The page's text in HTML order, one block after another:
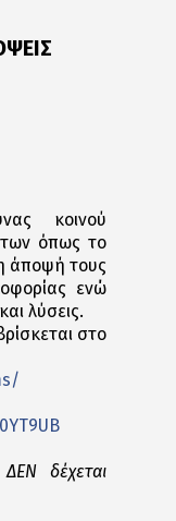
κοινού
όπως το
άποψή τους
ενώ
λύσεις.
στο
δέχεται